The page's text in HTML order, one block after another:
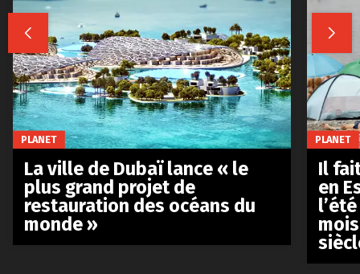
 
PLANET
La ville de Dubaï lance « le
plus grand projet de
restauration des océans du
monde »
PLANET
Il
en